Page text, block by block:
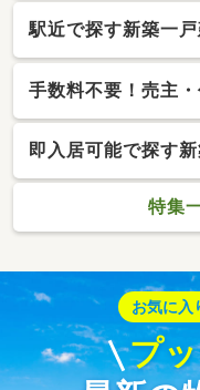
駅近で探す新築一
手数料不要！売主
即入居可能で探す
特集
お気に入
プ